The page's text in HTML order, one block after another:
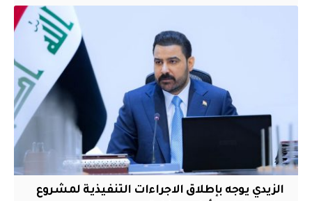
الزيدي يوجه بإطلاق الاجراءات التنفيذية لمشروع